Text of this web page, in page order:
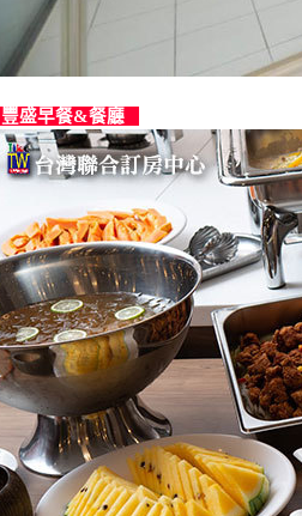
豐盛早餐&餐廳